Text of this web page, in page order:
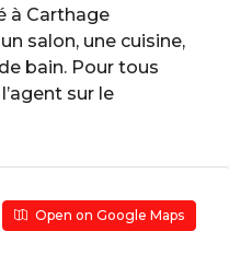
à Carthage
salon, une cuisine,
bain. Pour tous
sur le
Open on Google Maps